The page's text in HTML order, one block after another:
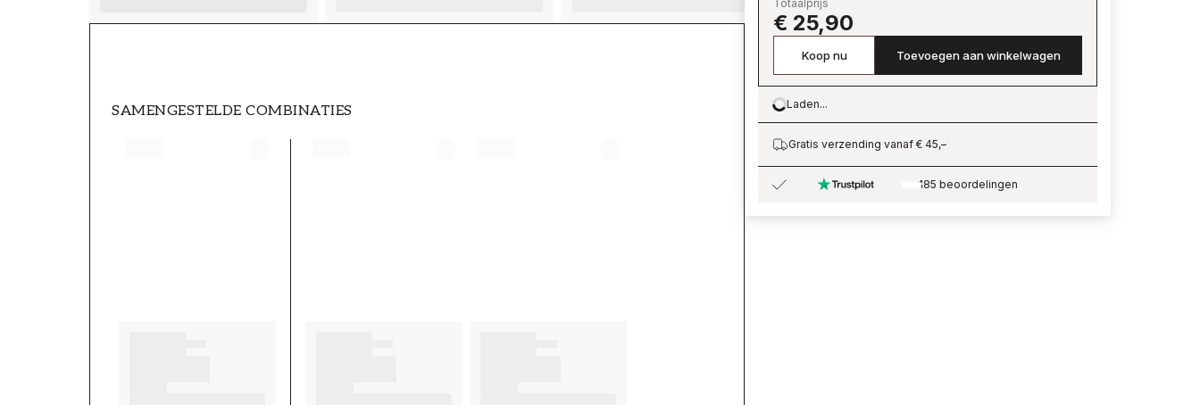
SAMENGESTELDE COMBINATIES
Totaalprijs
€ 25,90
Koop nu Toevoegen aan winkelwagen
Loading…
Laden...
Gratis verzending vanaf € 45,–
185 beoordelingen